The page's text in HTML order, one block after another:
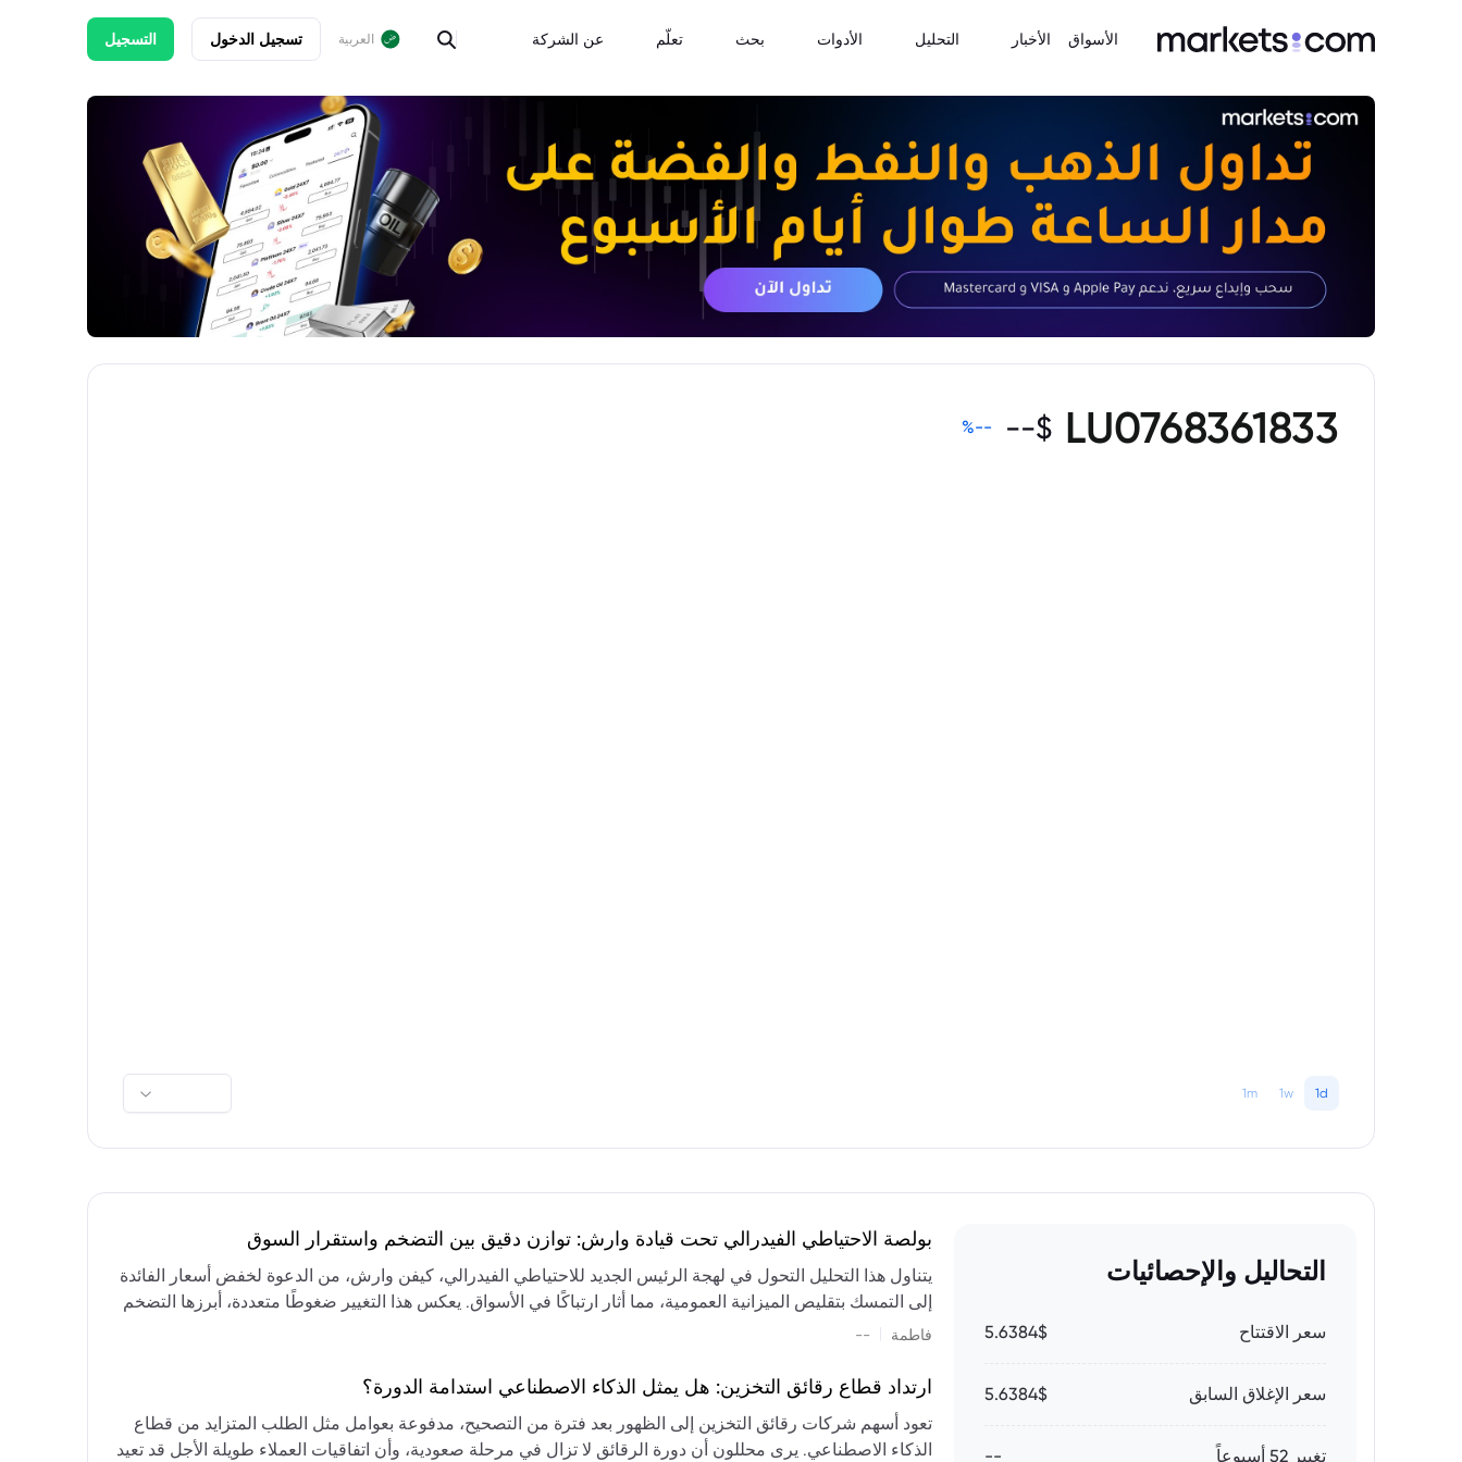
الأسواق الأخبار التحليل الأدوات بحث تعلّم عن الشركة العربية تسجيل الدخول التسجيل
LU0768361833
$
--
--
%
1d
1w
1m
التحاليل والإحصائيات
سعر الاقتتاح 5.6384$
سعر الإغلاق السابق 5.6384$
تغيير 52 أسبوعاً --
بولصة الاحتياطي الفيدرالي تحت قيادة وارش: توازن دقيق بين التضخم واستقرار السوق
يتناول هذا التحليل التحول في لهجة الرئيس الجديد للاحتياطي الفيدرالي، كيفن وارش، من الدعوة لخفض أسعار الفائدة
إلى التمسك بتقليص الميزانية العمومية، مما أثار ارتباكًا في الأسواق. يعكس هذا التغيير ضغوطًا متعددة، أبرزها التضخم
المستمر، والعجز المالي الكبير، والتوترات الجيوسياسية في الشرق الأوسط، التي تقيد خيارات خفض الفائدة أو خفض
وتجنب التدابير الاستفزازية التي قد تزعزع استقرار السوق.
فاطمة --
ارتداد قطاع رقائق التخزين: هل يمثل الذكاء الاصطناعي استدامة الدورة؟
تعود أسهم شركات رقائق التخزين إلى الظهور بعد فترة من التصحيح، مدفوعة بعوامل مثل الطلب المتزايد من قطاع
الذكاء الاصطناعي. يرى محللون أن دورة الرقائق لا تزال في مرحلة صعودية، وأن اتفاقيات العملاء طويلة الأجل قد تعيد